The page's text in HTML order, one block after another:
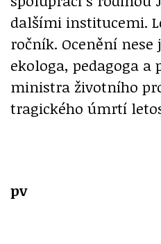
dalšími institucemi.
ročník. Ocenění
ekologa, pedagoga
ministra životního
tragického úmrtí
pv